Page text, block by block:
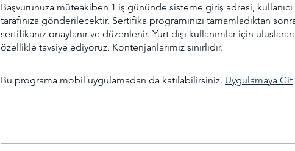
Başvurunuza müteakiben 1 iş gününde sisteme giriş adresi, kullanıcı
tarafınıza gönderilecektir. Sertifika programınızı tamamladıktan
sertifikanız onaylanır ve düzenlenir. Yurt dışı kullanımlar için
özellikle tavsiye ediyoruz. Kontenjanlarımız sınırlıdır.
Bu programa mobil uygulamadan da katılabilirsiniz. Uygulamaya Git